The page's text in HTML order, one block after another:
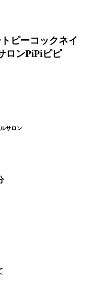
ピーコックネイ
ロンPiPiピピ
サロン